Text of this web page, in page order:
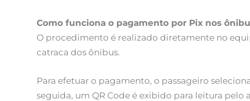
Como funciona o pagamento por Pix nos
O procedimento é realizado diretamente no
catraca dos ônibus.
Para efetuar o pagamento, o passageiro
seguida, um QR Code é exibido para leitura